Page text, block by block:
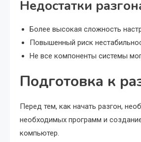
Недостатки
Более высокая сложность
Повышенный риск
Не все компоненты системы
Подготовка к
Перед тем, как начать разгон,
необходимых программ и
компьютер.